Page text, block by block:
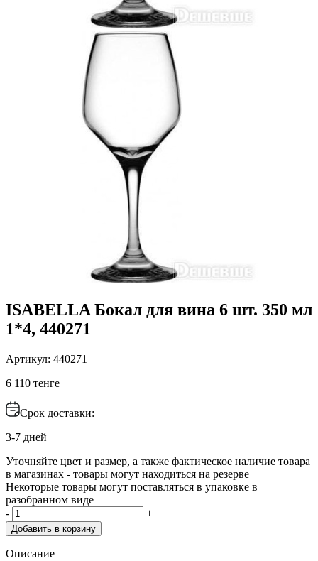
ISABELLA Бокал для вина 6 шт. 350 мл
1*4, 440271
Артикул: 440271
6 110 тенге
Срок доставки:
3-7 дней
Уточняйте цвет и размер, а также фактическое наличие товара
в магазинах - товары могут находиться на резерве
Некоторые товары могут поставляться в упаковке в
разобранном виде
-
+
Добавить в корзину
Описание